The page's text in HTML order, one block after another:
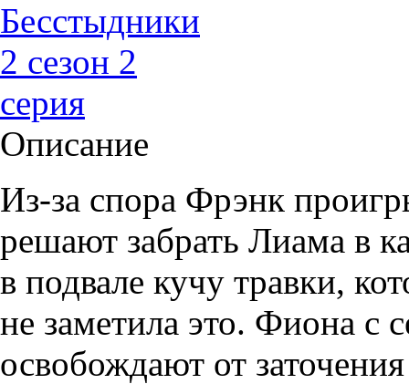
Описание
Из-за спора Фрэнк
решают забрать Лиама в
в подвале кучу травки,
не заметила это. Фиона с
освобождают от